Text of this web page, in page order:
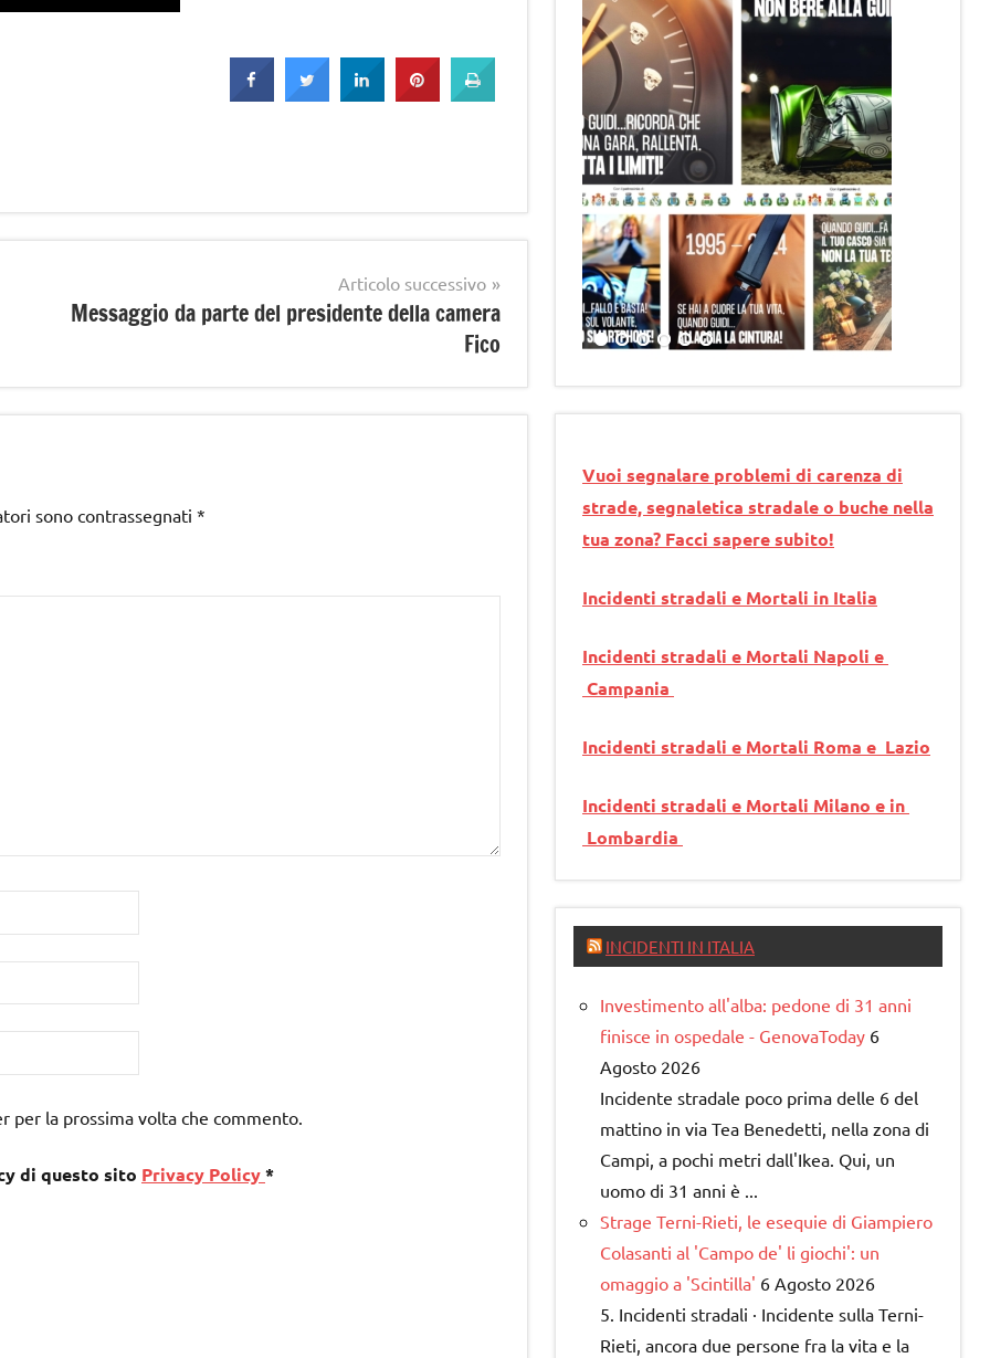
Articolo successivo
Messaggio da parte del presidente della camera
Fico
sono contrassegnati *
per la prossima volta che commento.
di questo sito Privacy Policy*
Vuoi segnalare problemi di carenza di
strade, segnaletica stradale o buche nella
tua zona? Facci sapere subito!
Incidenti stradali e Mortali in Italia
Incidenti stradali e Mortali Napoli e
Campania
Incidenti stradali e Mortali Roma e Lazio
Incidenti stradali e Mortali Milano e in
Lombardia
INCIDENTI IN ITALIA
Investimento all'alba: pedone di 31 anni
finisce in ospedale - GenovaToday 6
Agosto 2026
Incidente stradale poco prima delle 6 del
mattino in via Tea Benedetti, nella zona di
Campi, a pochi metri dall'Ikea. Qui, un
uomo di 31 anni è ...
Strage Terni-Rieti, le esequie di Giampiero
Colasanti al 'Campo de' li giochi': un
omaggio a 'Scintilla' 6 Agosto 2026
5. Incidenti stradali · Incidente sulla Terni-
Rieti, ancora due persone fra la vita e la